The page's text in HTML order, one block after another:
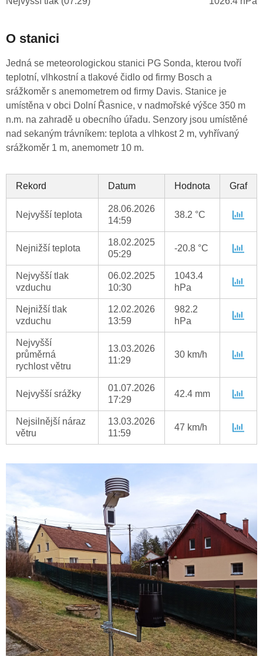
O stanici
Jedná se meteorologickou stanici PG Sonda, kterou tvoří
teplotní, vlhkostní a tlakové čidlo od firmy Bosch a
srážkoměr s anemometrem od firmy Davis. Stanice je
umístěna v obci Dolní Řasnice, v nadmořské výšce 350 m
n.m. na zahradě u obecního úřadu. Senzory jsou umístěné
nad sekaným trávníkem: teplota a vlhkost 2 m, vyhřívaný
srážkoměr 1 m, anemometr 10 m.
Rekord Datum Hodnota Graf
Nejvyšší teplota
28.06.2026
14:59
38.2 °C
Nejnižší teplota
18.02.2025
05:29
-20.8 °C
Nejvyšší tlak
vzduchu
06.02.2025
10:30
1043.4
hPa
Nejnižší tlak
vzduchu
12.02.2026
13:59
982.2
hPa
Nejvyšší
průměrná
rychlost větru
13.03.2026
11:29
30 km/h
Nejvyšší srážky
01.07.2026
17:29
42.4 mm
Nejsilnější náraz
větru
13.03.2026
11:59
47 km/h